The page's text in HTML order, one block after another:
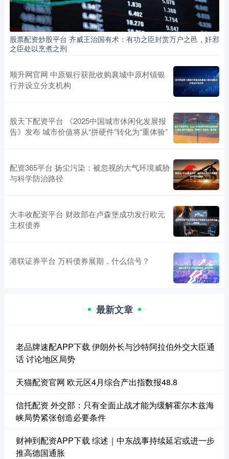
股票配资炒股平台 齐威王治国有术：有功之臣封赏万户之邑，奸邪
之臣处以烹煮之刑
顺升网官网 中原银行获批收购襄城中原村镇银
行并设立分支机构
股天下配资平台 《2025中国城市休闲化发展报
告》发布 城市价值将从“拼硬件”转化为“重体验”
配资365平台 扬尘污染：被忽视的大气环境威胁
与科学防治路径
大丰收配资平台 财政部在卢森堡成功发行欧元
主权债券
港联证券平台 万科债券展期，什么信号？
最新文章
老品牌速配APP下载 伊朗外长与沙特阿拉伯外交大臣通
话 讨论地区局势
天猫配资官网 欧元区4月综合产出指数报48.8
信托配资 外交部：只有全面止战才能为缓解霍尔木兹海
峡局势紧张创造必要条件
财神到配资APP下载 综述｜中东战事持续延宕或进一步
推高德国通胀